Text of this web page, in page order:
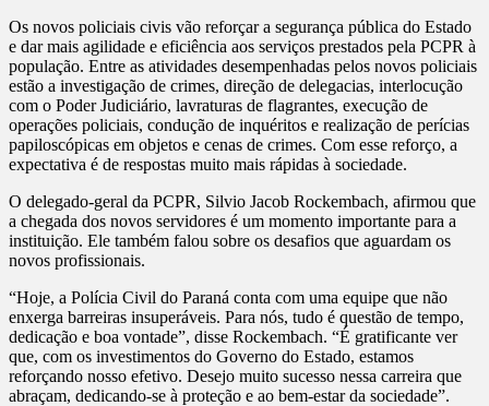
Os novos policiais civis vão reforçar a segurança pública do Estado
e dar mais agilidade e eficiência aos serviços prestados pela PCPR à
população. Entre as atividades desempenhadas pelos novos policiais
estão a investigação de crimes, direção de delegacias, interlocução
com o Poder Judiciário, lavraturas de flagrantes, execução de
operações policiais, condução de inquéritos e realização de perícias
papiloscópicas em objetos e cenas de crimes. Com esse reforço, a
expectativa é de respostas muito mais rápidas à sociedade.
O delegado-geral da PCPR, Silvio Jacob Rockembach, afirmou que
a chegada dos novos servidores é um momento importante para a
instituição. Ele também falou sobre os desafios que aguardam os
novos profissionais.
“Hoje, a Polícia Civil do Paraná conta com uma equipe que não
enxerga barreiras insuperáveis. Para nós, tudo é questão de tempo,
dedicação e boa vontade”, disse Rockembach. “É gratificante ver
que, com os investimentos do Governo do Estado, estamos
reforçando nosso efetivo. Desejo muito sucesso nessa carreira que
abraçam, dedicando-se à proteção e ao bem-estar da sociedade”.